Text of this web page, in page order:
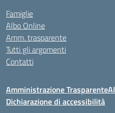
Famiglie
Albo Online
Amm. trasparente
Tutti gli argomenti
Contatti
Amministrazione Trasparente
Dichiarazione di accessibilità